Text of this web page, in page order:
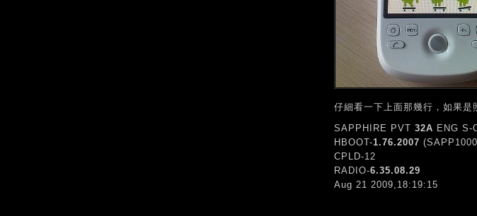
仔細看一下上面那幾行，如果
SAPPHIRE PVT 32A ENG S-
HBOOT-1.76.2007
CPLD-12
RADIO-6.35.08.29
Aug 21 2009,18:19:15